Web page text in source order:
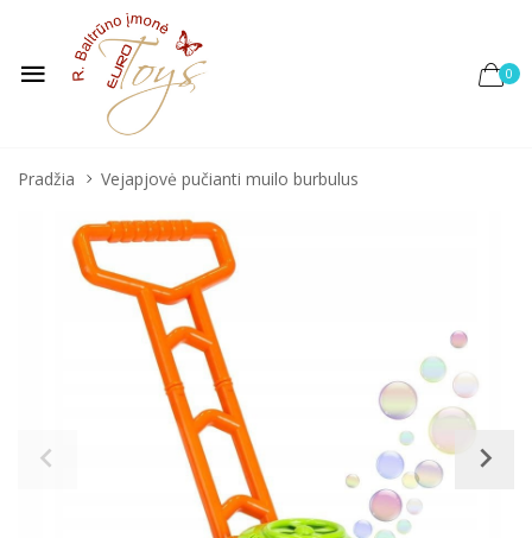
0
Pradžia Vejapjovė pučianti muilo burbulus